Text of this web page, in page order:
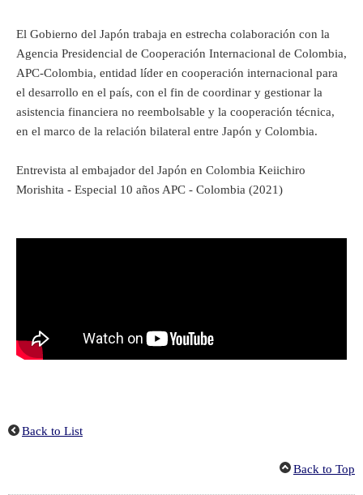
El Gobierno del Japón trabaja en estrecha colaboración con la
Agencia Presidencial de Cooperación Internacional de Colombia,
APC-Colombia, entidad líder en cooperación internacional para
el desarrollo en el país, con el fin de coordinar y gestionar la
asistencia financiera no reembolsable y la cooperación técnica,
en el marco de la relación bilateral entre Japón y Colombia.
Entrevista al embajador del Japón en Colombia Keiichiro
Morishita - Especial 10 años APC - Colombia (2021)
Back to List
Back to Top